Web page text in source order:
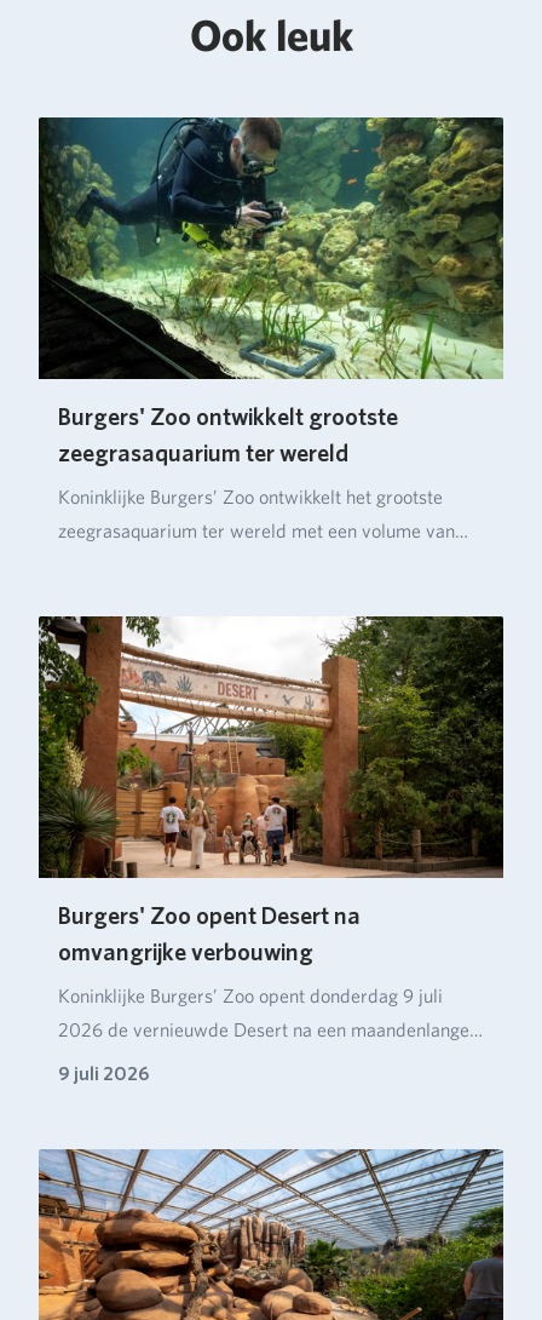
Ook leuk
Burgers' Zoo ontwikkelt grootste
zeegrasaquarium ter wereld
Koninklijke Burgers’ Zoo ontwikkelt het grootste
zeegrasaquarium ter wereld met een volume van
Burgers' Zoo opent Desert na
omvangrijke verbouwing
Koninklijke Burgers’ Zoo opent donderdag 9 juli
2026 de vernieuwde Desert na een maandenlange
verbou…
9 juli 2026